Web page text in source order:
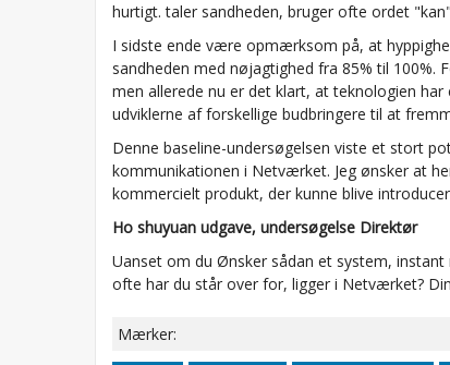
hurtigt. taler sandheden, bruger ofte ordet
I sidste ende være opmærksom på, at
sandheden med nøjagtighed fra 85% til
men allerede nu er det klart, at teknologien
udviklerne af forskellige budbringere til at
Denne baseline-undersøgelsen viste et stort
kommunikationen i Netværket. Jeg ønsker at
kommercielt produkt, der kunne blive
Ho shuyuan udgave, undersøgelse Direktør
Uanset om du Ønsker sådan et system,
ofte har du står over for, ligger i Netværket?
Mærker: